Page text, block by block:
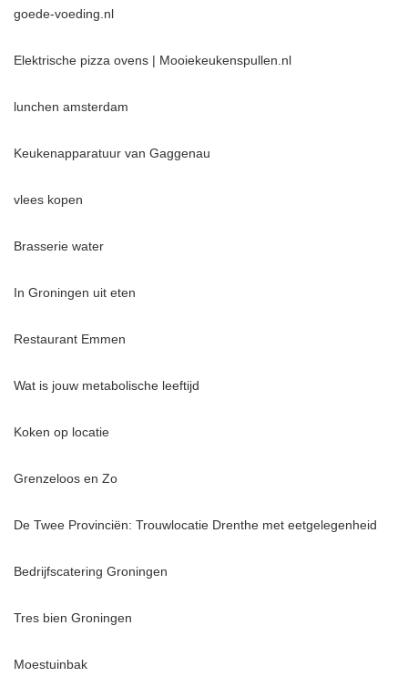
goede-voeding.nl
Elektrische pizza ovens | Mooiekeukenspullen.nl
lunchen amsterdam
Keukenapparatuur van Gaggenau
vlees kopen
Brasserie water
In Groningen uit eten
Restaurant Emmen
Wat is jouw metabolische leeftijd
Koken op locatie
Grenzeloos en Zo
De Twee Provinciën: Trouwlocatie Drenthe met eetgelegenheid
Bedrijfscatering Groningen
Tres bien Groningen
Moestuinbak